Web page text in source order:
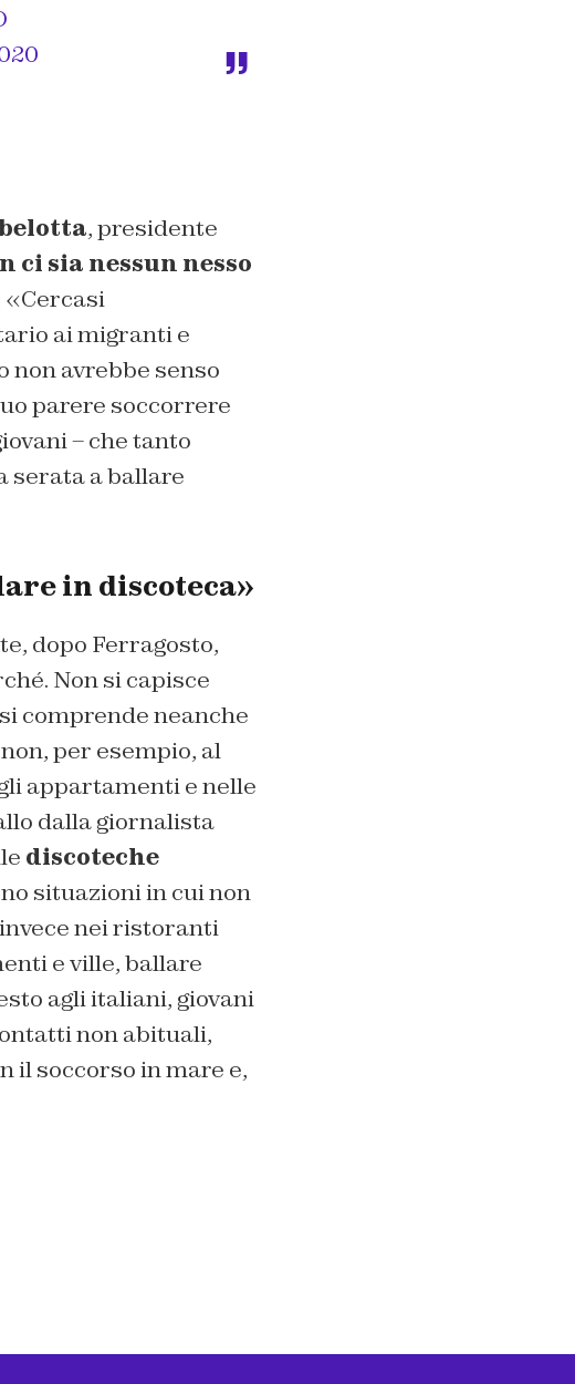
, presidente
ci sia nessun nesso
«Cercasi
ai migranti e
avrebbe senso
parere soccorrere
– che tanto
serata a ballare
in discoteca»
dopo Ferragosto,
Non si capisce
comprende neanche
per esempio, al
appartamenti e nelle
dalla giornalista
discoteche
situazioni in cui non
nei ristoranti
e ville, ballare
agli italiani, giovani
non abituali,
il soccorso in mare e,